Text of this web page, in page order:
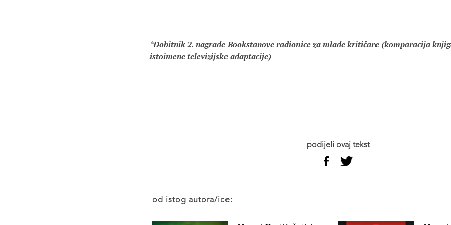
*Dobitnik 2. nagrade Bookstanove radionice za mlade kritičare (komparacija
istoimene televizijske adaptacije)
podijeli ovaj tekst
od istog autora/ice: